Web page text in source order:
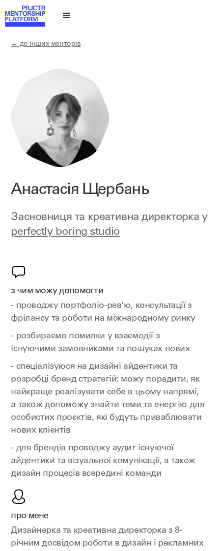
← до інших менторів
Анастасія Щербань
Засновниця та креативна директорка у
perfectly boring studio
з чим можу допомогти
- проводжу портфоліо-рев'ю, консультації з
фрілансу та роботи на міжнародному ринку
- розбираємо помилки у взаємодії з
існуючими замовниками та пошуках нових
- спеціалізуюся на дизайні айдентики та
розробці бренд стратегій: можу порадити, як
найкраще реалізувати себе в цьому напрямі,
а також допоможу знайти теми та енергію для
особистих проєктів, які будуть приваблювати
нових клієнтів
- для брендів проводжу аудит існуючої
айдентики та візуальної комунікації, а також
дизайн процесів всередині команди
про мене
Дизайнерка та креативна директорка з 8-
річним досвідом роботи в дизайн і рекламних